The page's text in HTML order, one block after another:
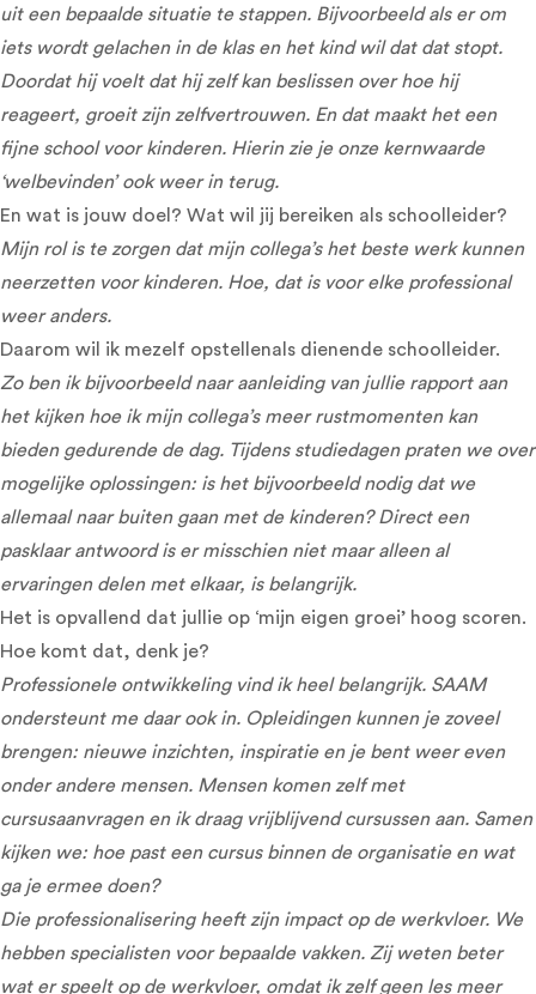
uit een bepaalde situatie te stappen. Bijvoorbeeld als er om
iets wordt gelachen in de klas en het kind wil dat dat stopt.
Doordat hij voelt dat hij zelf kan beslissen over hoe hij
reageert, groeit zijn zelfvertrouwen. En dat maakt het een
fijne school voor kinderen. Hierin zie je onze kernwaarde
‘welbevinden’ ook weer in terug.
En wat is jouw doel? Wat wil jij bereiken als schoolleider?
Mijn rol is te zorgen dat mijn collega’s het beste werk kunnen
neerzetten voor kinderen. Hoe, dat is voor elke professional
weer anders.
Daarom wil ik mezelf opstellenals dienende schoolleider.
Zo ben ik bijvoorbeeld naar aanleiding van jullie rapport aan
het kijken hoe ik mijn collega’s meer rustmomenten kan
bieden gedurende de dag. Tijdens studiedagen praten we over
mogelijke oplossingen: is het bijvoorbeeld nodig dat we
allemaal naar buiten gaan met de kinderen? Direct een
pasklaar antwoord is er misschien niet maar alleen al
ervaringen delen met elkaar, is belangrijk.
Het is opvallend dat jullie op ‘mijn eigen groei’ hoog scoren.
Hoe komt dat, denk je?
Professionele ontwikkeling vind ik heel belangrijk. SAAM
ondersteunt me daar ook in. Opleidingen kunnen je zoveel
brengen: nieuwe inzichten, inspiratie en je bent weer even
onder andere mensen. Mensen komen zelf met
cursusaanvragen en ik draag vrijblijvend cursussen aan. Samen
kijken we: hoe past een cursus binnen de organisatie en wat
ga je ermee doen?
Die professionalisering heeft zijn impact op de werkvloer. We
hebben specialisten voor bepaalde vakken. Zij weten beter
wat er speelt op de werkvloer, omdat ik zelf geen les meer